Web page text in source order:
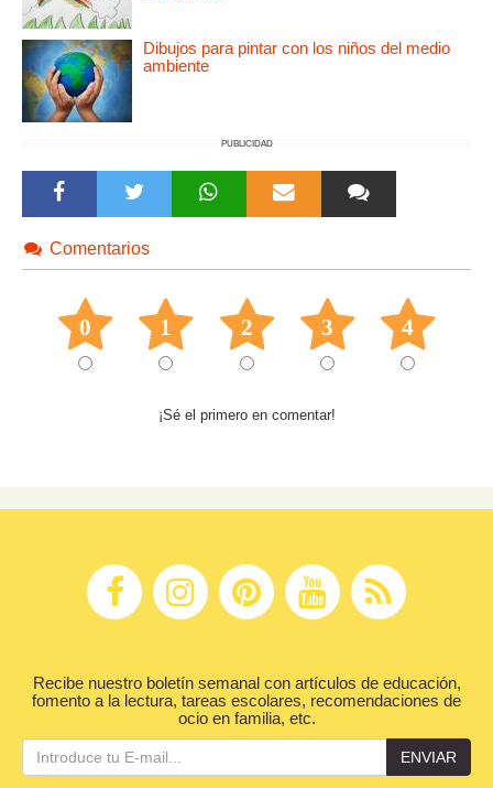
Dibujos para pintar con los niños del medio
ambiente
PUBLICIDAD
Comentarios
0 1 2 3 4
¡Sé el primero en comentar!
Recibe nuestro boletín semanal con artículos de educación,
fomento a la lectura, tareas escolares, recomendaciones de
ocio en familia, etc.
ENVIAR